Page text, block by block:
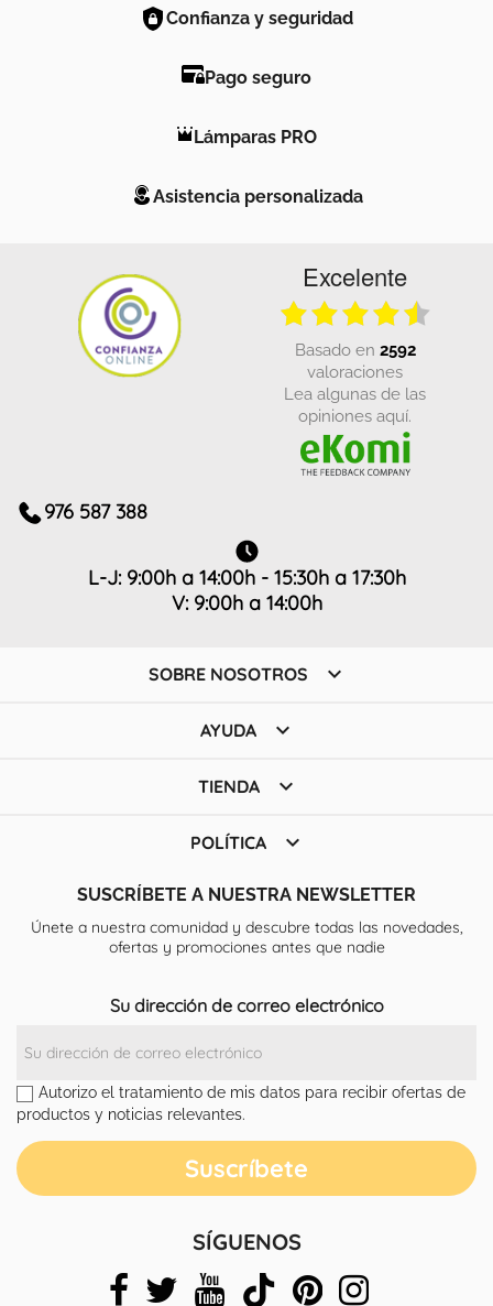
Confianza y seguridad
Pago seguro
Lámparas PRO
Asistencia personalizada
Excelente
basado en 2592
valoraciones
Lea algunas de las
opiniones aquí.
976 587 388
L-J: 9:00h a 14:00h - 15:30h a 17:30h
V: 9:00h a 14:00h
SOBRE NOSOTROS 
AYUDA 
TIENDA 
POLÍTICA 
SUSCRÍBETE A NUESTRA NEWSLETTER
Únete a nuestra comunidad y descubre todas las novedades,
ofertas y promociones antes que nadie
Su dirección de correo electrónico
Autorizo el tratamiento de mis datos para recibir ofertas de
productos y noticias relevantes.
SÍGUENOS